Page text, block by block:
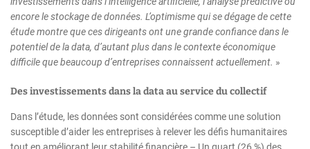
encore le stockage de données. L’optimisme qui se dégage de cette
étude montre que ces dirigeants ont une grande confiance dans le
potentiel de la data, d’autant plus dans le contexte économique
difficile que beaucoup d’entreprises connaissent actuellement. »
Des investissements dans la data au service du collectif
Dans l’étude, les données sont considérées comme une solution
susceptible d’aider les entreprises à relever les défis humanitaires